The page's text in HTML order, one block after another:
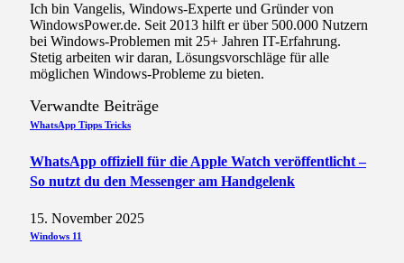
Ich bin Vangelis, Windows-Experte und Gründer von
WindowsPower.de. Seit 2013 hilft er über 500.000 Nutzern
bei Windows-Problemen mit 25+ Jahren IT-Erfahrung.
Stetig arbeiten wir daran, Lösungsvorschläge für alle
möglichen Windows-Probleme zu bieten.
Verwandte Beiträge
WhatsApp Tipps Tricks
WhatsApp offiziell für die Apple Watch veröffentlicht –
So nutzt du den Messenger am Handgelenk
15. November 2025
Windows 11